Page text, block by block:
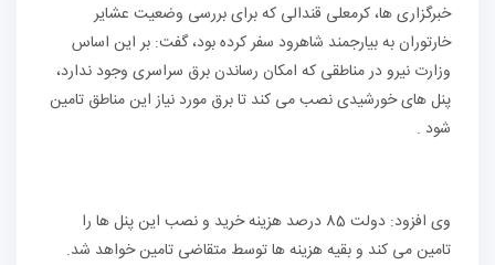
خبرگزاری ها، کرمعلی قندالی که برای بررسی وضعیت عشایر
خارتوران به بیارجمند شاهرود سفر کرده بود، گفت: بر این اساس
وزارت نیرو در مناطقی که امکان رساندن برق سراسری وجود ندارد،
پنل های خورشیدی نصب می کند تا برق مورد نیاز این مناطق تامین
شود .
وی افزود: دولت 85 درصد هزینه خرید و نصب این پنل ها را
تامین می کند و بقیه هزینه ها توسط متقاضی تامین خواهد شد.